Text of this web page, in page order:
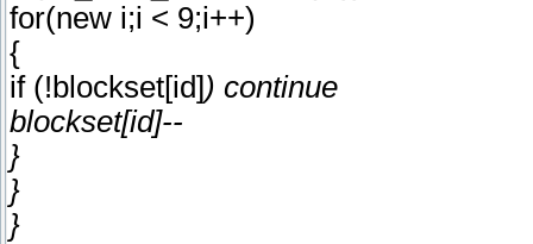
for(new i;i < 9;i++)
{
if (!blockset[id]) continue
blockset[id]--
}
}
}